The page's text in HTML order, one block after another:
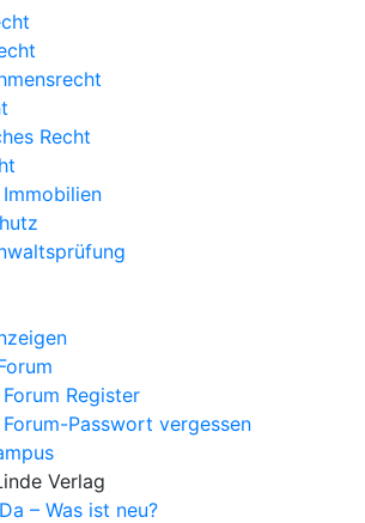
Recht
Forum Register
Forum-Passwort vergessen
Verlag
– Was ist neu?